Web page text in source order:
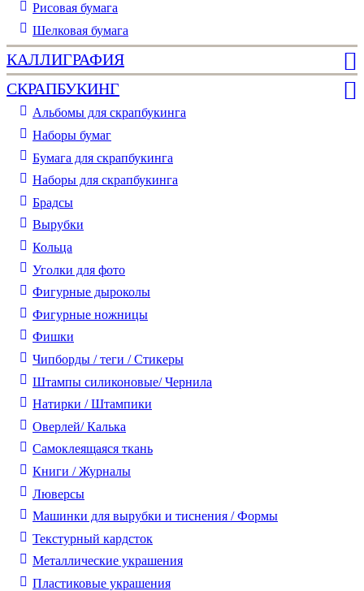
Рисовая бумага
Шелковая бумага
КАЛЛИГРАФИЯ
СКРАПБУКИНГ
Альбомы для скрапбукинга
Наборы бумаг
Бумага для скрапбукинга
Наборы для скрапбукинга
Брадсы
Вырубки
Кольца
Уголки для фото
Фигурные дыроколы
Фигурные ножницы
Фишки
Чипборды / теги / Стикеры
Штампы силиконовые/ Чернила
Натирки / Штампики
Оверлей/ Калька
Самоклеящаяся ткань
Книги / Журналы
Люверсы
Машинки для вырубки и тиснения / Формы
Текстурный кардсток
Металлические украшения
Пластиковые украшения